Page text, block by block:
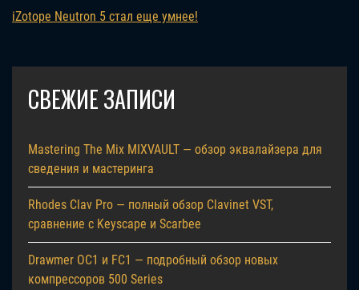
iZotope Neutron 5 стал еще умнее!
СВЕЖИЕ ЗАПИСИ
Mastering The Mix MIXVAULT — обзор эквалайзера для
сведения и мастеринга
Rhodes Clav Pro — полный обзор Clavinet VST,
сравнение с Keyscape и Scarbee
Drawmer OC1 и FC1 — подробный обзор новых
компрессоров 500 Series